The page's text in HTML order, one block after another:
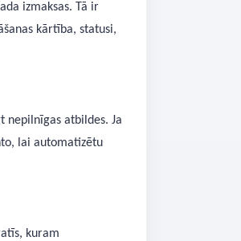
izmaksas. Tā ir
kārtība, statusi,
atbildes. Ja
lai automatizētu
kuram